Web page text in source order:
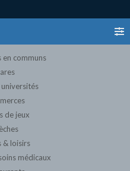
communs
universités
de jeux
& loisirs
médicaux